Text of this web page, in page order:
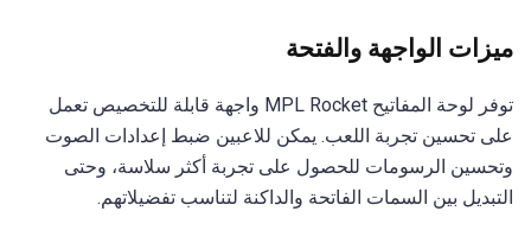
ميزات الواجهة والفتحة
توفر لوحة المفاتيح MPL Rocket واجهة قابلة للتخصيص تعمل
على تحسين تجربة اللعب. يمكن للاعبين ضبط إعدادات الصوت
وتحسين الرسومات للحصول على تجربة أكثر سلاسة، وحتى
التبديل بين السمات الفاتحة والداكنة لتناسب تفضيلاتهم.